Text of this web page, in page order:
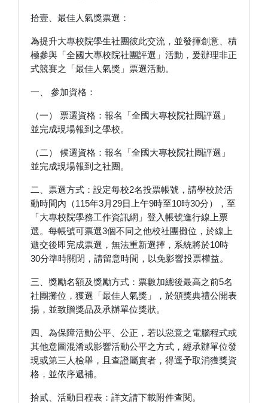
拾壹、最佳人氣獎票選：
為提升大專校院學生社團彼此交流，並發揮創意、積
極參與「全國大專校院社團評選」活動，爰辦理非正
式競賽之「最佳人氣獎」票選活動。
一、 參加資格：
（一） 票選資格：報名「全國大專校院社團評選」
並完成現場報到之學校。
（二） 候選資格：報名「全國大專校院社團評選」
並完成現場報到之社團。
二、票選方式：設定每校2名投票帳號，請學校於活
動時間內（115年3月29日上午9時至10時30分），至
「大專校院學務工作資訊網」登入帳號進行線上票
選。每帳號可票選3個不同之他校社團攤位，於線上
遞交後即完成票選，無法重新選擇，系統將於10時
30分準時關閉，請留意時間，以免影響投票權益。
三、獎勵名額及獎勵方式：票數加總後最高之前5名
社團攤位，獲選「最佳人氣獎」，於頒獎典禮公開表
揚，並致贈獎品及承辦單位獎狀。
四、為保障活動公平、公正，若以惡意之電腦程式或
其他意圖混淆或影響活動公平之方式，經承辦單位發
現或第三人檢舉，且查證屬實者，得逕予取消獲獎資
格，並依序遞補。
拾貳、活動日程表：詳文請下載附件查閱。